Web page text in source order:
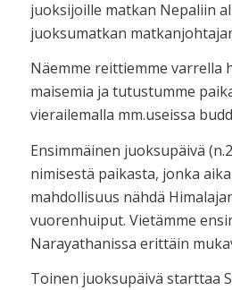
juoksijoille matkan Nepaliin
juoksumatkan
Näemme reittiemme varrella
maisemia ja tutustumme
vierailemalla mm.useissa
Ensimmäinen juoksupäivä
nimisestä paikasta, jonka
mahdollisuus nähdä
vuorenhuiput. Vietämme
Narayathanissa erittäin
Toinen juoksupäivä starttaa